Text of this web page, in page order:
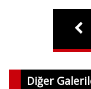
Diğer